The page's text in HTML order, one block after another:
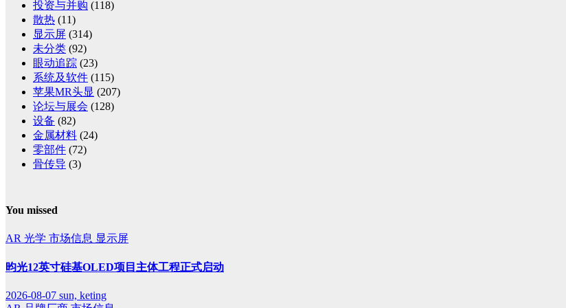
投资与并购 (118)
散热 (11)
显示屏 (314)
未分类 (92)
眼动追踪 (23)
系统及软件 (115)
苹果MR头显 (207)
论坛与展会 (128)
设备 (82)
金属材料 (24)
零部件 (72)
骨传导 (3)
You missed
AR 光学 市场信息 显示屏
昀光12英寸硅基OLED项目主体工程正式启动
2026-08-07 sun, keting